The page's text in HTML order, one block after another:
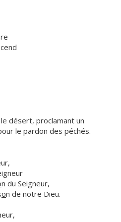
désert, proclamant un
le pardon des péchés.
n du Seigneur,
on de notre Dieu.